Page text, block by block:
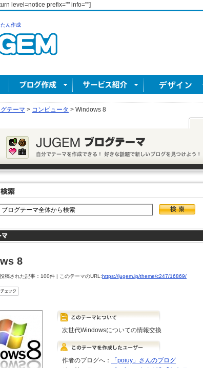
level=notice prefix="" info=""]
ん作成
テーマ > コンピュータ > Windows 8
8
稿された記事：100件 | このテーマのURL:https://jugem.jp/theme/c247/16869/
次世代Windowsについての情報交換
作者のブログへ：
「poiuy」さんのブログ